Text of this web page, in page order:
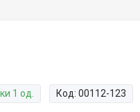
1 од. Код: 00112-123